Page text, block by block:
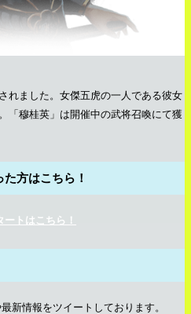
れました。女傑五虎の一人である彼女
「穆桂英」は開催中の武将召喚にて獲
方はこちら！
トはこちら！
新情報をツイートしております。